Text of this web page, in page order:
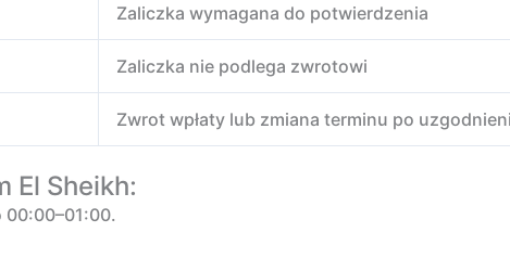
Zaliczka wymagana do potwierdzenia
Zaliczka nie podlega zwrotowi
Zwrot wpłaty lub zmiana terminu po
El Sheikh:
00:00–01:00.